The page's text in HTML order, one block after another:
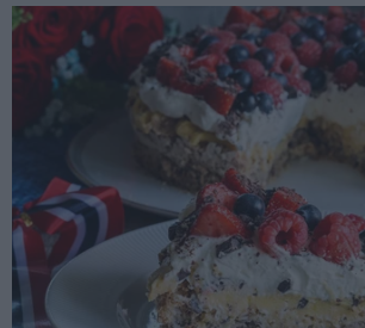
Hopp
hovedinnhold